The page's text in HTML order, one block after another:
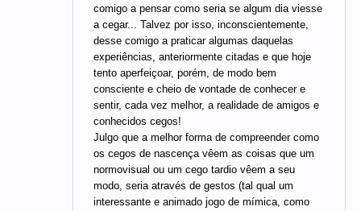
comigo a pensar como seria se algum dia viesse
a cegar... Talvez por isso, inconscientemente,
desse comigo a praticar algumas daquelas
experiências, anteriormente citadas e que hoje
tento aperfeiçoar, porém, de modo bem
consciente e cheio de vontade de conhecer e
sentir, cada vez melhor, a realidade de amigos e
conhecidos cegos!
Julgo que a melhor forma de compreender como
os cegos de nascença vêem as coisas que um
normovisual ou um cego tardio vêem a seu
modo, seria através de gestos (tal qual um
interessante e animado jogo de mímica, como